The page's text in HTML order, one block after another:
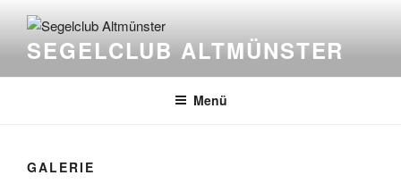
Inhalt
springenSEGELCLUB ALTMÜNSTER
Menü
GALERIE